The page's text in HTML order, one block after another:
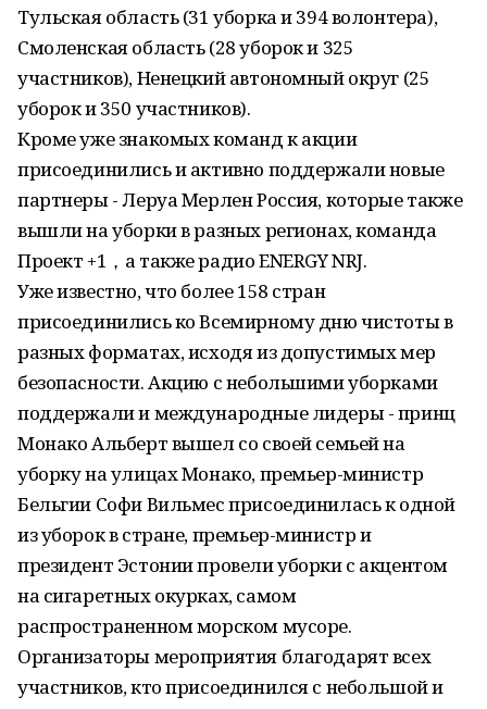
Тульская область (31 уборка и 394 волонтера),
Смоленская область (28 уборок и 325
участников), Ненецкий автономный округ (25
уборок и 350 участников).
Кроме уже знакомых команд к акции
присоединились и активно поддержали новые
партнеры - Леруа Мерлен Россия, которые также
вышли на уборки в разных регионах, команда
Проект +1，а также радио ENERGY NRJ.
Уже известно, что более 158 стран
присоединились ко Всемирному дню чистоты в
разных форматах, исходя из допустимых мер
безопасности. Акцию с небольшими уборками
поддержали и международные лидеры - принц
Монако Альберт вышел со своей семьей на
уборку на улицах Монако, премьер-министр
Бельгии Софи Вильмес присоединилась к одной
из уборок в стране, премьер-министр и
президент Эстонии провели уборки с акцентом
на сигаретных окурках, самом
распространенном морском мусоре.
Организаторы мероприятия благодарят всех
участников, кто присоединился с небольшой и